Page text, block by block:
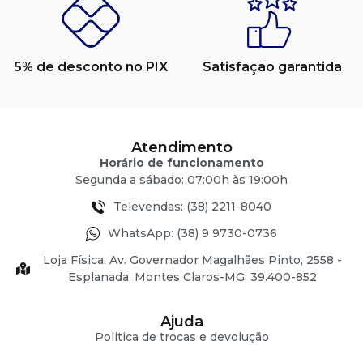
5% de desconto no PIX Satisfação garantida
Atendimento
Horário de funcionamento
Segunda a sábado: 07:00h às 19:00h
Televendas: (38) 2211-8040
WhatsApp: (38) 9 9730-0736
Loja Física: Av. Governador Magalhães Pinto, 2558 -
Esplanada, Montes Claros-MG, 39.400-852
Ajuda
Politica de trocas e devolução